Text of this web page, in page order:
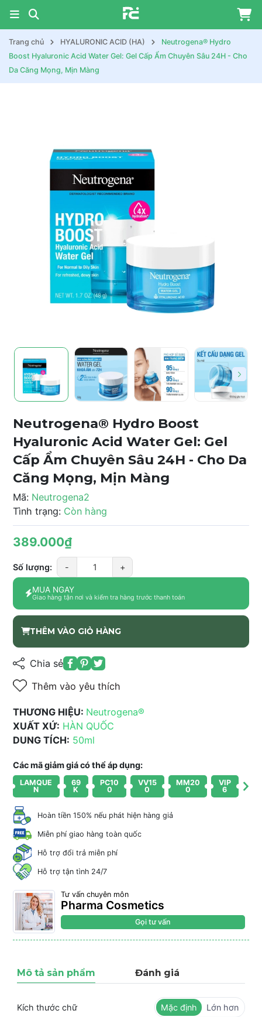
Trang chủ HYALURONIC ACID (HA)
Neutrogena® Hydro
Boost Hyaluronic Acid Water Gel: Gel Cấp Ẩm Chuyên Sâu 24H - Cho
Da Căng Mọng, Mịn Màng
Neutrogena® Hydro Boost
Hyaluronic Acid Water Gel: Gel
Cấp Ẩm Chuyên Sâu 24H - Cho Da
Căng Mọng, Mịn Màng
Mã: Neutrogena2
Tình trạng: Còn hàng
389.000₫
Số lượng: - +
MUA NGAY
Giao hàng tận nơi và kiểm tra hàng trước thanh toán
THÊM VÀO GIỎ HÀNG
Chia sẻ
Thêm vào yêu thích
THƯƠNG HIỆU: Neutrogena®
XUẤT XỨ: HÀN QUỐC
DUNG TÍCH: 50ml
Các mã giảm giá có thể áp dụng:
LAMQUE
N
69
K
PC10
0
VV15
0
MM20
0
VIP
6
Hoàn tiền 150% nếu phát hiện hàng giả
Miễn phí giao hàng toàn quốc
Hỗ trợ đổi trả miễn phí
Hỗ trợ tận tình 24/7
Tư vấn chuyên môn
Pharma Cosmetics
Gọi tư vấn
Mô tả sản phẩm Đánh giá
Kích thước chữ Mặc định Lớn hơn